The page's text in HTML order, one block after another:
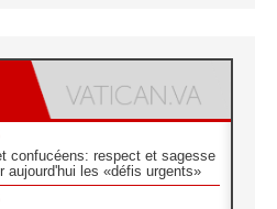
confucéens: respect et sagesse
aujourd'hui les «défis urgents»